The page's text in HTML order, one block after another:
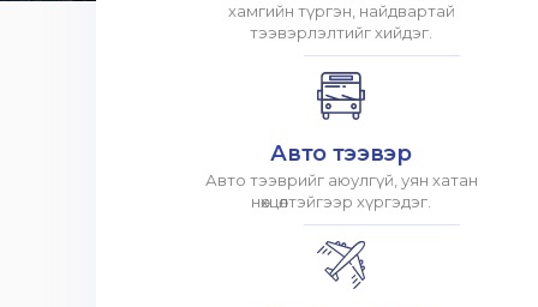
хамгийн түргэн, найдвартай
тээвэрлэлтийг хийдэг.
Авто тээвэр
Авто тээврийг аюулгүй, уян хатан
нөхцөлтэйгээр хүргэдэг.